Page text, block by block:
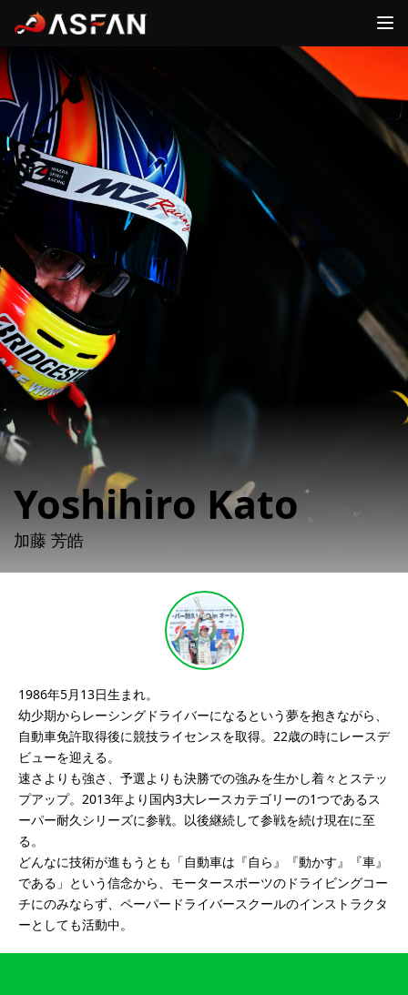
ファン
ログイン
FANS
ホーム
新規登録
ログイン
アスリート一覧
新着ニュース
詳細内容確認
ATHLETES
新規登録
ログイン
詳細内容確認
運営会社
お問合せ
Yoshihiro Kato
加藤 芳皓
1986年5月13日生まれ。
幼少期からレーシングドライバーになるという夢を抱きながら、
自動車免許取得後に競技ライセンスを取得。22歳の時にレースデ
ビューを迎える。
速さよりも強さ、予選よりも決勝での強みを生かし着々とステッ
プアップ。2013年より国内3大レースカテゴリーの1つであるス
ーパー耐久シリーズに参戦。以後継続して参戦を続け現在に至
る。
どんなに技術が進もうとも「自動車は『自ら』『動かす』『車』
である」という信念から、モータースポーツのドライビングコー
チにのみならず、ペーパードライバースクールのインストラクタ
ーとしても活動中。